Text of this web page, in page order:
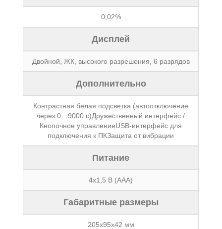
0,02%
Дисплей
Двойной, ЖК, высокого разрешения, 6 разрядов
Дополнительно
Контрастная белая подсветка (автоотключение
через 0…9000 с)Дружественный интерфейс /
Кнопочное управлениеUSB-интерфейс для
подключения к ПКЗащита от вибрации
Питание
4х1,5 В (ААА)
Габаритные размеры
205х95х42 мм